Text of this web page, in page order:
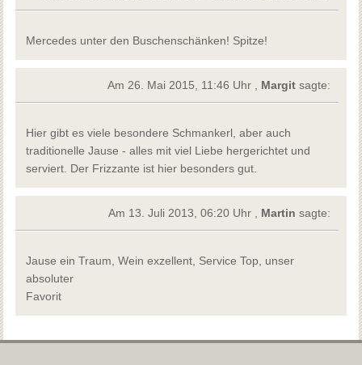
Mercedes unter den Buschenschänken! Spitze!
Am 26. Mai 2015, 11:46 Uhr , Margit sagte:
Hier gibt es viele besondere Schmankerl, aber auch
traditionelle Jause - alles mit viel Liebe hergerichtet und
serviert. Der Frizzante ist hier besonders gut.
Am 13. Juli 2013, 06:20 Uhr , Martin sagte:
Jause ein Traum, Wein exzellent, Service Top, unser
absoluter
Favorit